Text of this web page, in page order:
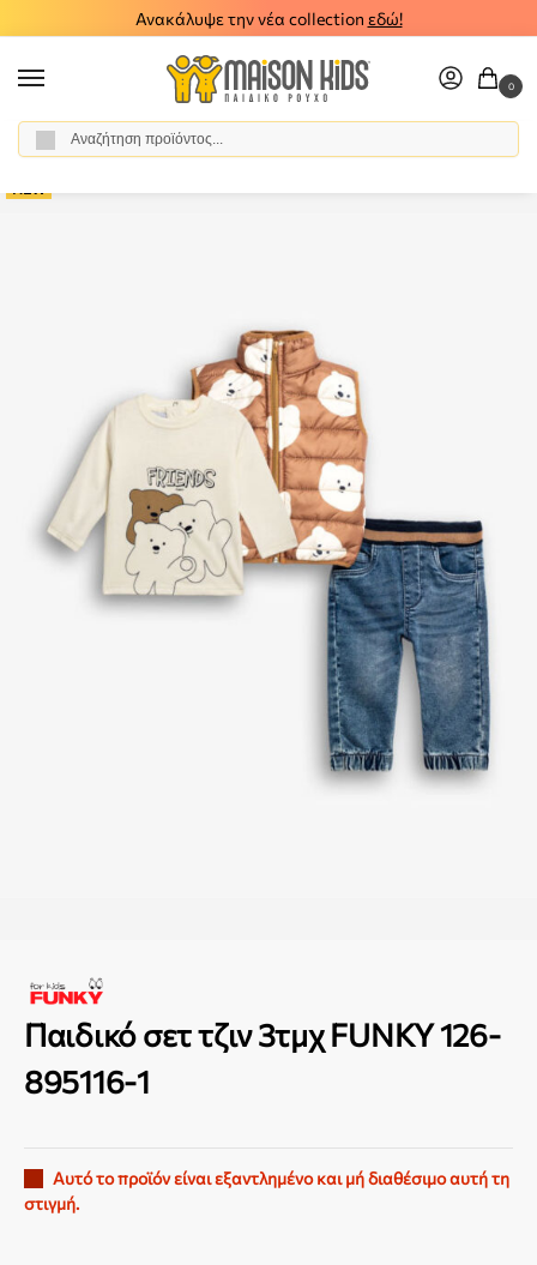
Ανακάλυψε την νέα collection εδώ!
0
Αρχική σελίδα / Αγόρι / Ρούχα
Παιδικό σετ τζιν 3τμχ FUNKY 126-
895116-1
Αυτό το προϊόν είναι εξαντλημένο και μή διαθέσιμο αυτή τη
στιγμή.